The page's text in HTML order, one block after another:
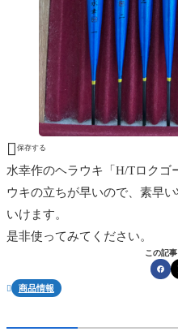
 保存する
水幸作のヘラウキ「H/Tロクゴ
ウキの立ちが早いので、素早
いけます。
是非使ってみてください。
この記
 商品情報